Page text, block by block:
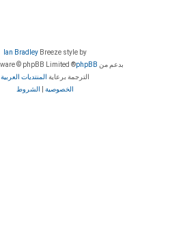
Breeze style by
Ian Bradley
بدعم من phpBB
® Forum Software © phpBB Limited
الترجمة برعاية المنتديات العربية
الخصوصية
الشروط